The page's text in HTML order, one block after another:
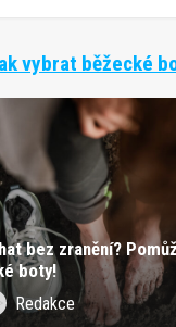
vybrat běžecké
bez zranění?
boty!
Redakce